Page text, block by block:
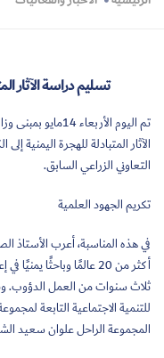
تسليم دراسة الآثار
تم اليوم
الآثار المتبادلة للهجرة اليمنية
التعاوني الزراعي السابق.
تكريم الجهود العلمية
في هذه المناسبة، أعرب الأستاذ
أكثر من 20 عالمًا وباحثًا
ثلاث سنوات من العمل الدؤوب.
للتنمية الاجتماعية التابعة
المجموعة الراحل علوان سعيد